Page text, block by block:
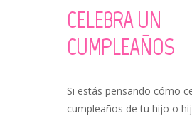
CELEBRA UN
CUMPLEAÑOS
Si estás pensando cómo
cumpleaños de tu hijo o